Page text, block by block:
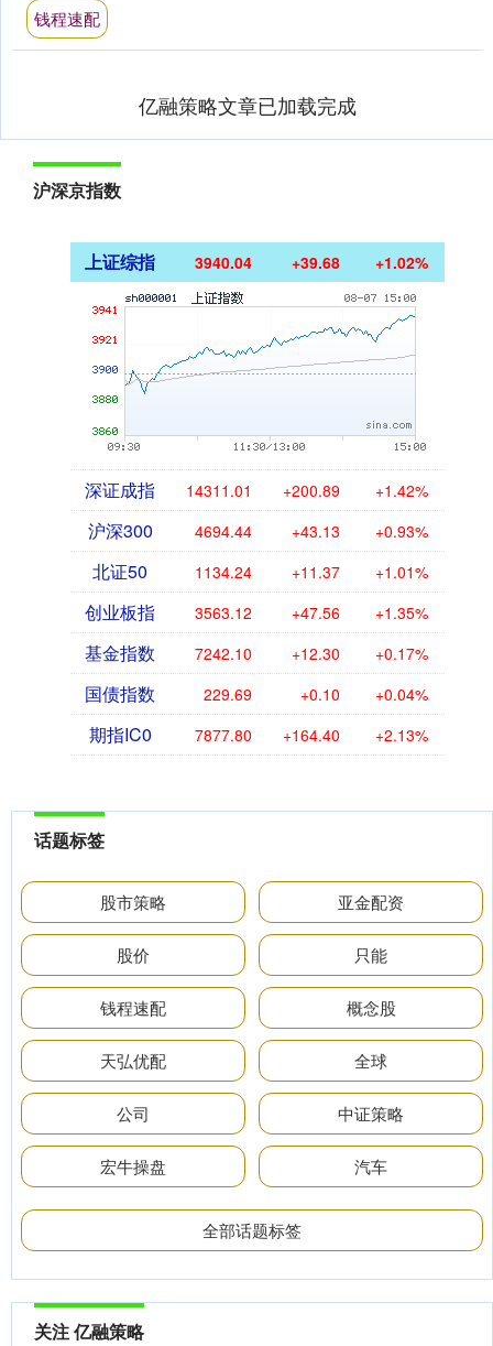
钱程速配
亿融策略文章已加载完成
沪深京指数
上证综指 3940.04 +39.68 +1.02%
深证成指 14311.01 +200.89 +1.42%
沪深300 4694.44 +43.13 +0.93%
北证50 1134.24 +11.37 +1.01%
创业板指 3563.12 +47.56 +1.35%
基金指数 7242.10 +12.30 +0.17%
国债指数 229.69 +0.10 +0.04%
期指IC0 7877.80 +164.40 +2.13%
话题标签
股市策略 亚金配资
股价 只能
钱程速配 概念股
天弘优配 全球
公司 中证策略
宏牛操盘 汽车
全部话题标签
关注 亿融策略